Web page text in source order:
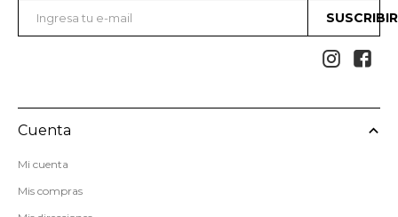
 
Cuenta
Mi cuenta
Mis compras